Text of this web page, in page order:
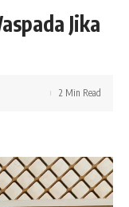
Jika
2 Min Read